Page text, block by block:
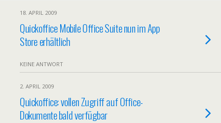
18. APRIL 2009
Quickoffice Mobile Office Suite nun im App
Store erhältlich
KEINE ANTWORT
2. APRIL 2009
Quickoffice: vollen Zugriff auf Office-
Dokumente bald verfügbar